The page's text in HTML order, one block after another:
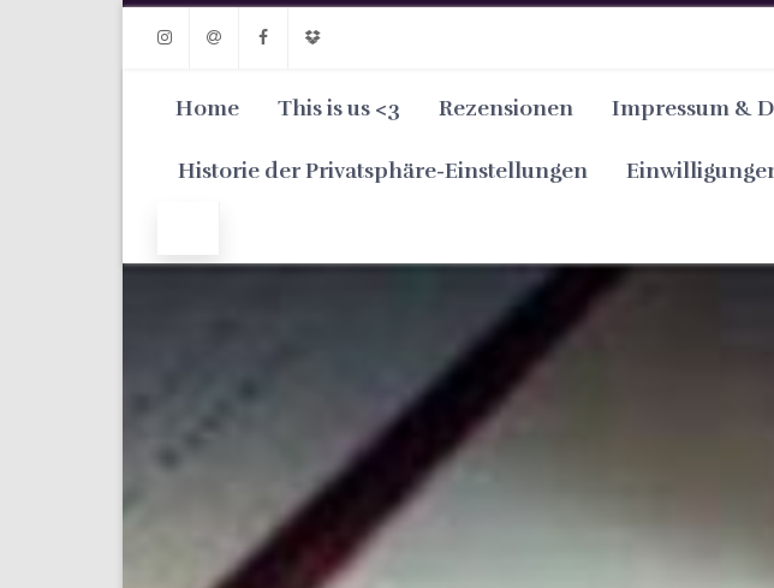
InstagramEmail FacebookDropbox
Home This is us <3 Rezensionen Impressum &
Historie der Privatsphäre-Einstellungen